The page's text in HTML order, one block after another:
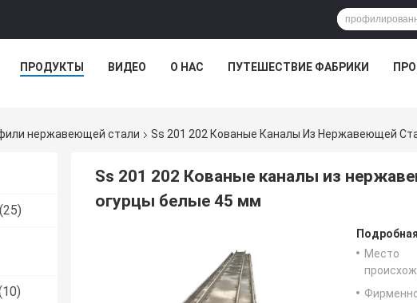
ПРОДУКТЫ ВИДЕО О НАС ПУТЕШЕСТВИЕ ФАБРИКИ
нержавеющей стали Ss 201 202 Кованые Каналы Из Нержавеющей
(25)
Ss 201 202 Кованые каналы из
огурцы белые 45 мм
Место